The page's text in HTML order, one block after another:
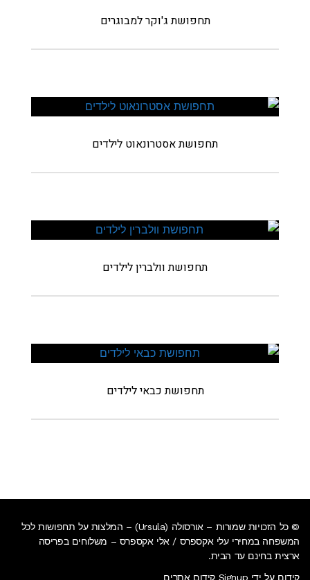
תחפושת ג'וקר למבוגרים
תחפושת אסטרונאוט לילדים
תחפושת וולברין לילדים
תחפושת כבאי לילדים
© כל הזכויות שמורות – אורסולה (Ursula) – המלצות על תחפושות לכל
המשפחה במחירי עלי אקספרס / אלי אקספרס – משלוחים בפריסה
ארצית בחינם עד הבית.
קידום על ידי Signup קידום אתרים